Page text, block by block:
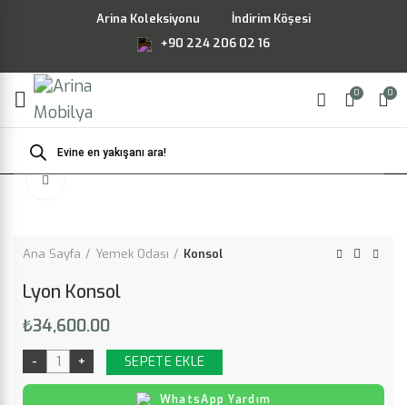
Arina Koleksiyonu
İndirim Köşesi
+90 224 206 02 16
0 0
Products
search
Ana Sayfa Yemek Odası Konsol
Lyon Konsol
₺34,600.00
SEPETE EKLE
WhatsApp Yardım